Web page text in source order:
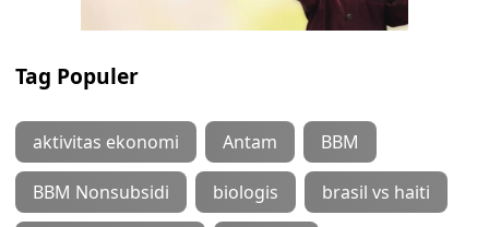
Tag Populer
aktivitas ekonomi Antam BBM
BBM Nonsubsidi biologis brasil vs haiti